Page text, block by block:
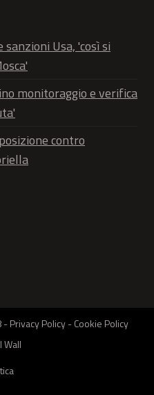
Usa, 'così si
monitoraggio e verifica
contro
-Privacy Policy-Cookie Policy
Wall